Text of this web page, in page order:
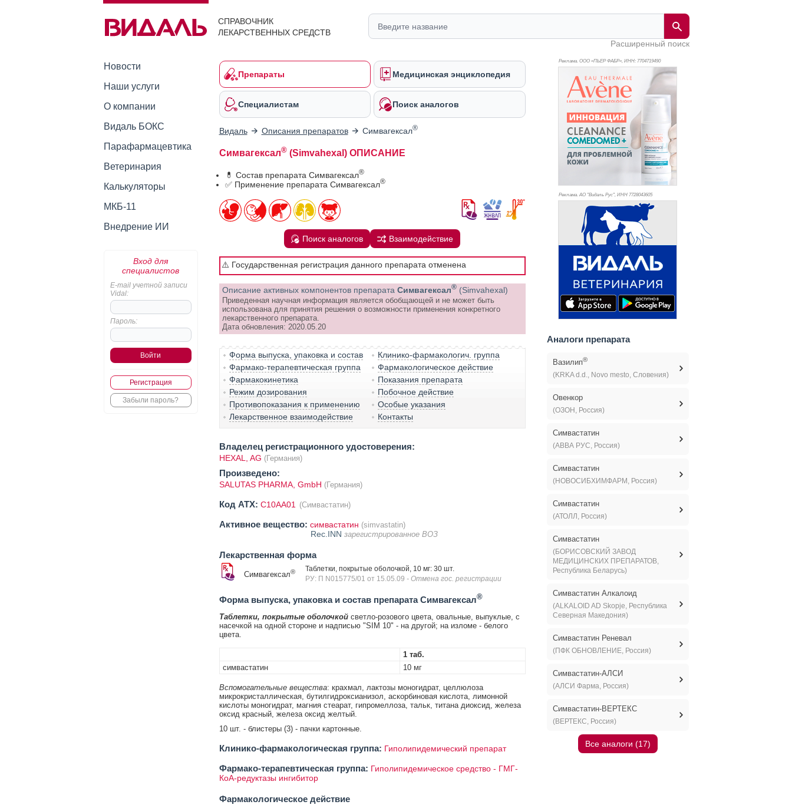
СПРАВОЧНИК
ЛЕКАРСТВЕННЫХ СРЕДСТВ
Расширенный поиск
Новости
Наши услуги
О компании
Видаль БОКС
Парафармацевтика
Ветеринария
Калькуляторы
МКБ-11
Внедрение ИИ
Вход для
специалистов
E-mail учетной записи
Vidal:
Пароль:
Регистрация
Забыли пароль?
Препараты Медицинская энциклопедия
Специалистам Поиск аналогов
Видаль Описания препаратов Симвагексал®
Симвагексал®(Simvahexal) ОПИСАНИЕ
💊 Состав препарата Симвагексал®
✅ Применение препарата Симвагексал®
Поиск аналогов Взаимодействие
⚠️ Государственная регистрация данного препарата отменена
Описание активных компонентов препарата Симвагексал® (Simvahexal)
Приведенная научная информация является обобщающей и не может быть
использована для принятия решения о возможности применения конкретного
лекарственного препарата.
Дата обновления: 2020.05.20
Форма выпуска, упаковка и состав
Клинико-фармакологич. группа
Фармако-терапевтическая группа
Фармакологическое действие
Фармакокинетика
Показания препарата
Режим дозирования
Побочное действие
Противопоказания к применению
Особые указания
Лекарственное взаимодействие
Контакты
Владелец регистрационного удостоверения:
HEXAL, AG (Германия)
Произведено:
SALUTAS PHARMA, GmbH (Германия)
Код ATX: C10AA01 (Симвастатин)
Активное вещество: симвастатин (simvastatin)
Rec.INN зарегистрированное ВОЗ
Лекарственная форма
Симвагексал®
Таблетки, покрытые оболочкой, 10 мг: 30 шт.
РУ: П N015775/01 от 15.05.09 - Отмена гос. регистрации
Форма выпуска, упаковка и состав препарата Симвагексал®
Таблетки, покрытые оболочкойсветло-розового цвета, овальные, выпуклые, с
насечкой на одной стороне и надписью "SIM 10" - на другой; на изломе - белого
цвета.
1 таб.
симвастатин
10 мг
Вспомогательные вещества: крахмал, лактозы моногидрат, целлюлоза
микрокристаллическая, бутилгидроксианизол, аскорбиновая кислота, лимонной
кислоты моногидрат, магния стеарат, гипромеллоза, тальк, титана диоксид, железа
оксид красный, железа оксид желтый.
10 шт. - блистеры (3) - пачки картонные.
Клинико-фармакологическая группа: Гиполипидемический препарат
Фармако-терапевтическая группа: Гиполипидемическое средство - ГМГ-
КоА-редуктазы ингибитор
Фармакологическое действие
Реклама. ООО «ПЬЕР ФАБР», ИНН: 7704719490
Реклама. АО "Видаль Рус", ИНН 7728043605
Аналоги препарата
Вазилип®
(KRKA d.d., Novo mesto, Словения)
Овенкор
(ОЗОН, Россия)
Симвастатин
(АВВА РУС, Россия)
Симвастатин
(НОВОСИБХИМФАРМ, Россия)
Симвастатин
(АТОЛЛ, Россия)
Симвастатин
(БОРИСОВСКИЙ ЗАВОД
МЕДИЦИНСКИХ ПРЕПАРАТОВ,
Республика Беларусь)
Симвастатин Алкалоид
(ALKALOID AD Skopje, Республика
Северная Македония)
Симвастатин Реневал
(ПФК ОБНОВЛЕНИЕ, Россия)
Симвастатин-АЛСИ
(АЛСИ Фарма, Россия)
Симвастатин-ВЕРТЕКС
(ВЕРТЕКС, Россия)
Все аналоги (17)